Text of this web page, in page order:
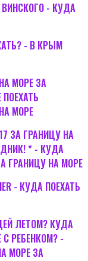
- КУДА
- В КРЫМ
МОРЕ ЗА
МОРЕ
ЗА ГРАНИЦУ НА
* - КУДА
ГРАНИЦУ НА МОРЕ
- КУДА ПОЕХАТЬ
ЛЕТОМ? КУДА
РЕБЕНКОМ? -
МОРЕ ЗА